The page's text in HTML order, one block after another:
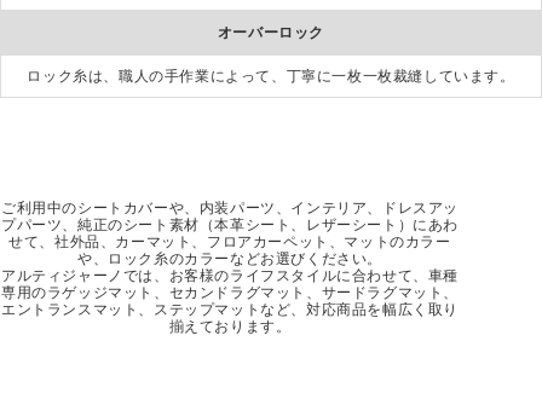
オーバーロック
ロック糸は、職人の手作業によって、丁寧に一枚一枚裁縫しています。
ご利用中のシートカバーや、内装パーツ、インテリア、ドレスアッ
プパーツ、純正のシート素材（本革シート、レザーシート）にあわ
せて、社外品、カーマット、フロアカーペット、マットのカラー
や、ロック糸のカラーなどお選びください。
アルティジャーノでは、お客様のライフスタイルに合わせて、車種
専用のラゲッジマット、セカンドラグマット、サードラグマット、
エントランスマット、ステップマットなど、対応商品を幅広く取り
揃えております。